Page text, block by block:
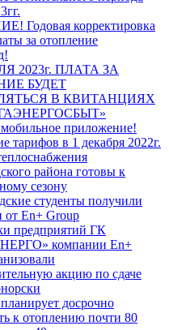
Годовая корректировка
за отопление
2023г. ПЛАТА ЗА
БУДЕТ
В КВИТАНЦИЯХ
приложение!
тарифов в 1 декабря 2022г.
района готовы к
сезону
студенты получили
от En+ Group
предприятий ГК
компании En+
акцию по сдаче
досрочно
к отоплению почти 80